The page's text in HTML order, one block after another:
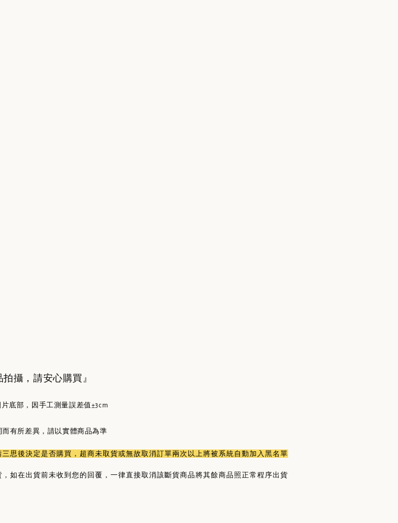
拍攝，請安心購買』
底部，因手工測量誤差值±3cm
有所差異，請以實體商品為準
思後決定是否購買，超商未取貨或無故取消訂單兩次以上將被系統自動加入黑名單
如在出貨前未收到您的回覆，一律直接取消該斷貨商品將其餘商品照正常程序出貨